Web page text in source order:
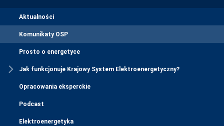
Aktualności
Komunikaty OSP
Prosto o energetyce
Jak funkcjonuje Krajowy System Elektroenergetyczny?
Opracowania eksperckie
Podcast
Elektroenergetyka